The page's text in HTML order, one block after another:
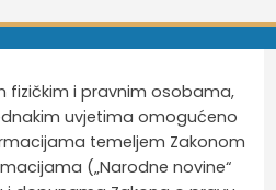
fizičkim i pravnim osobama,
uvjetima omogućeno
temeljem Zakonom
(„Narodne novine“